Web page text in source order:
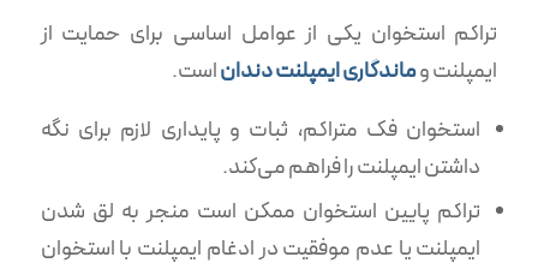
تراکم استخوان یکی از عوامل اساسی برای حمایت از
ایمپلنت وماندگاری ایمپلنت دنداناست.
استخوان فک متراکم، ثبات و پایداری لازم برای نگه
داشتن ایمپلنت را فراهم می‌کند.
تراکم پایین استخوان ممکن است منجر به لق شدن
ایمپلنت یا عدم موفقیت در ادغام ایمپلنت با استخوان